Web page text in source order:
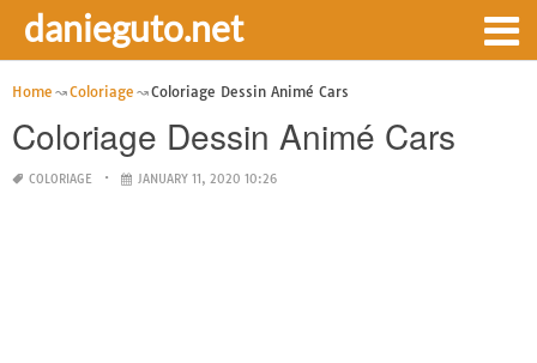
danieguto.net
Home Coloriage Coloriage Dessin Animé Cars
Coloriage Dessin Animé Cars
COLORIAGE JANUARY 11, 2020 10:26